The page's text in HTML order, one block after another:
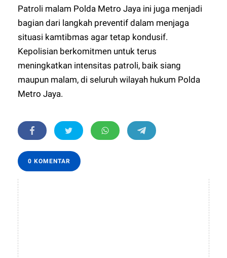
Patroli malam Polda Metro Jaya ini juga menjadi
bagian dari langkah preventif dalam menjaga
situasi kamtibmas agar tetap kondusif.
Kepolisian berkomitmen untuk terus
meningkatkan intensitas patroli, baik siang
maupun malam, di seluruh wilayah hukum Polda
Metro Jaya.
0 KOMENTAR